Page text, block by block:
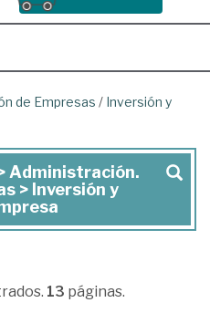
de Empresas / Inversión y
Administración.
> Inversión y
13 páginas.